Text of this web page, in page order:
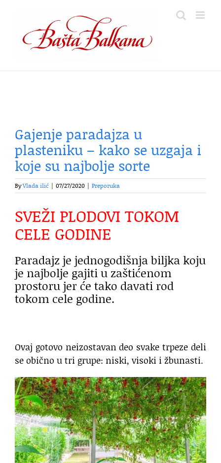
content
Gajenje paradajza u
plasteniku – kako se uzgaja i
koje su najbolje sorte
ByVlada ilić 07/27/2020 Preporuka
SVEŽI PLODOVI TOKOM
CELE GODINE
Paradajz je jednogodišnja biljka koju
je najbolje gajiti u zaštićenom
prostoru jer će tako davati rod
tokom cele godine.
Ovaj gotovo neizostavan deo svake trpeze deli
se obično u tri grupe: niski, visoki i žbunasti.